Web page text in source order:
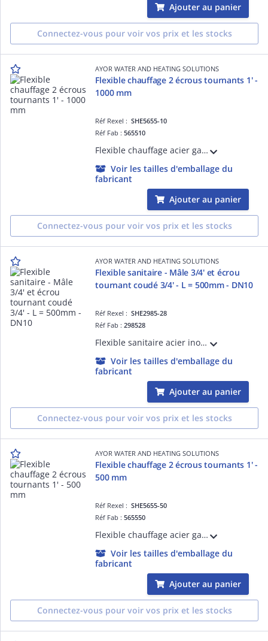
Ajouter au panier
Connectez-vous pour voir vos prix et les stocks
AYOR WATER AND HEATING SOLUTIONS
Flexible chauffage 2 écrous tournants 1' -
1000 mm
Réf Rexel :SHE5655-10
Réf Fab :565510
Flexible chauffage acier galvanisé 2 écrous tournants 1' - Longueur 1000 mm - DN26
Voir les tailles d'emballage du
fabricant
Ajouter au panier
Connectez-vous pour voir vos prix et les stocks
AYOR WATER AND HEATING SOLUTIONS
Flexible sanitaire - Mâle 3/4' et écrou
tournant coudé 3/4' - L = 500mm - DN10
Réf Rexel :SHE2985-28
Réf Fab :298528
Flexible sanitaire acier inox - Raccord Mâle 3/4' - Ecrou tournant coudé 3/4' - Longueur : 500mm - DN10 - ACS - QB
Voir les tailles d'emballage du
fabricant
Ajouter au panier
Connectez-vous pour voir vos prix et les stocks
AYOR WATER AND HEATING SOLUTIONS
Flexible chauffage 2 écrous tournants 1' -
500 mm
Réf Rexel :SHE5655-50
Réf Fab :565550
Flexible chauffage acier galvanisé 2 écrous tournants 1' - Longueur 500 mm - DN26
Voir les tailles d'emballage du
fabricant
Ajouter au panier
Connectez-vous pour voir vos prix et les stocks